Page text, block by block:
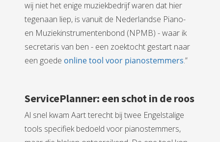
wij niet het enige muziekbedrijf waren dat hier
tegenaan liep, is vanuit de Nederlandse Piano-
en Muziekinstrumentenbond (NPMB) - waar ik
secretaris van ben - een zoektocht gestart naar
een goede online tool voor pianostemmers.”
ServicePlanner: een schot in de roos
Al snel kwam Aart terecht bij twee Engelstalige
tools specifiek bedoeld voor pianostemmers,